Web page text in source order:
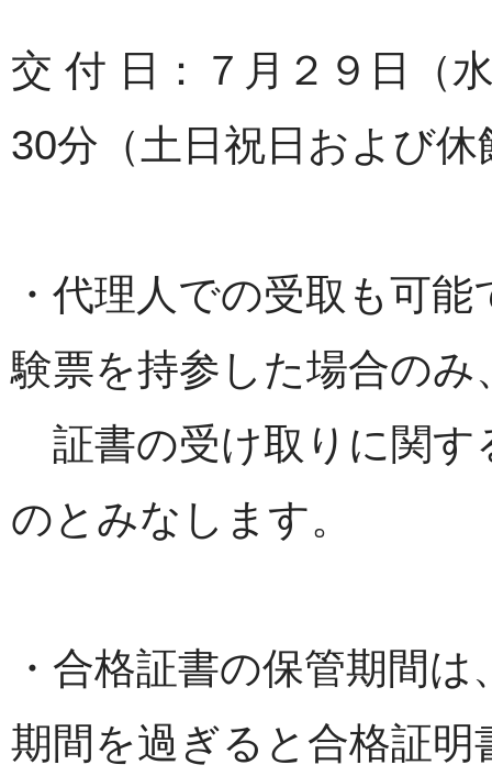
交 付 日：７月２９日
30分（土日祝日および
・代理人での受取も可
験票を持参した場合の
証書の受け取りに関す
のとみなします。
・合格証書の保管期間
期間を過ぎると合格証